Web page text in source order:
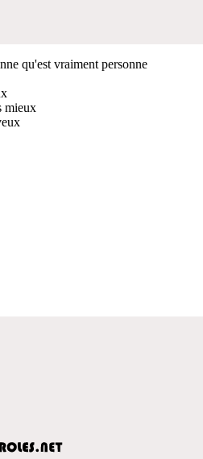
qu'est vraiment personne
mieux